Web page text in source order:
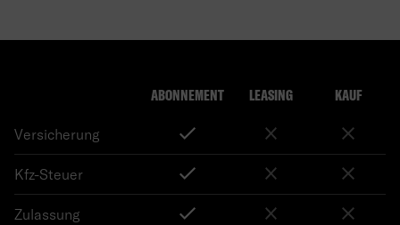
ABONNEMENT LEASING KAUF
Versicherung
Kfz-Steuer
Zulassung